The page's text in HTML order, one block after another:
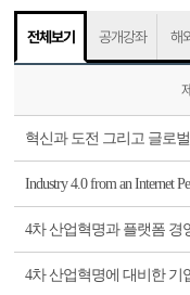
전체보기 공개강좌 해
혁신과 도전 그리고 글로벌
Industry 4.0 from an Internet
4차 산업혁명과 플랫폼 경
4차 산업혁명에 대비한 기